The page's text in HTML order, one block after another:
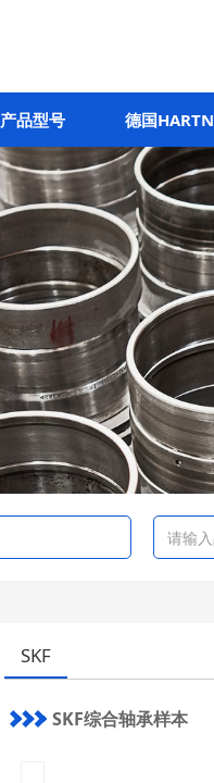
产品型号 德国
SKF
SKF综合轴承样本